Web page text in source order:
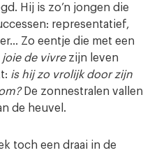
Hij is zo’n jongen die
representatief,
Zo eentje die met een
joie de vivrezijn leven
is hij zo vrolijk door zijn
De zonnestralen vallen
de heuvel.
toch een draai in de